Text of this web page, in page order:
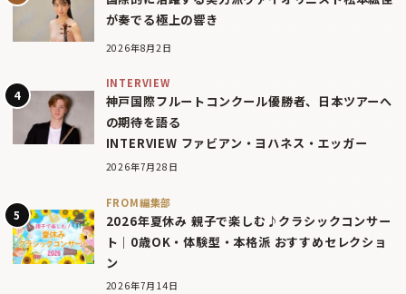
が奏でる極上の響き
2026年8月2日
INTERVIEW
神戸国際フルートコンクール優勝者、日本ツアーへ
の期待を語る
INTERVIEW ファビアン・ヨハネス・エッガー
2026年7月28日
FROM編集部
2026年夏休み 親子で楽しむ♪クラシックコンサー
ト｜0歳OK・体験型・本格派 おすすめセレクショ
ン
2026年7月14日